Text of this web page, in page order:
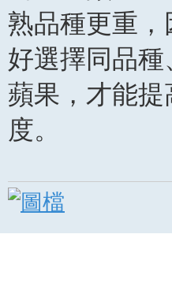
熟品種更重
好選擇同品
蘋果，才能提
度。